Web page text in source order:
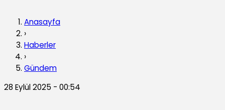
Anasayfa
›
Haberler
›
Gündem
28 Eylül 2025 - 00:54